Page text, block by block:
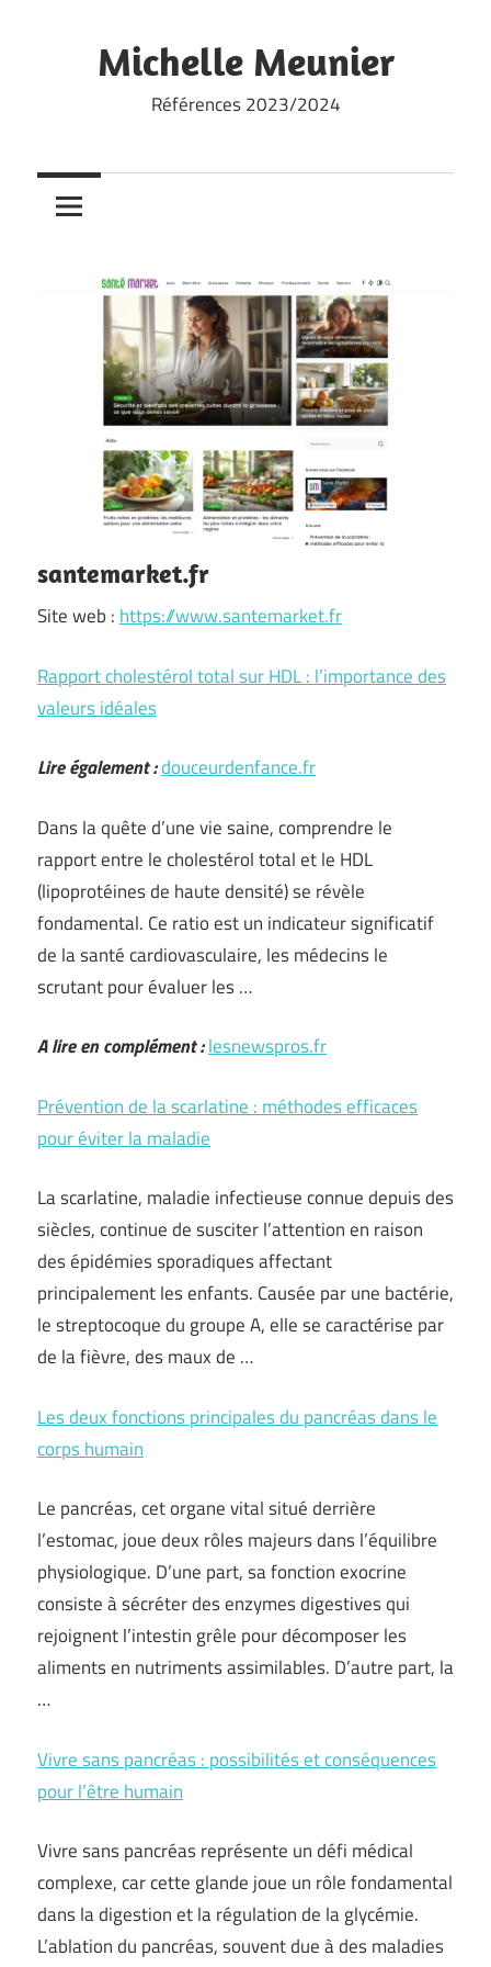
Michelle Meunier
Références 2023/2024
santemarket.fr
Site web : https://www.santemarket.fr
Rapport cholestérol total sur HDL : l’importance des
valeurs idéales
Lire également :douceurdenfance.fr
Dans la quête d’une vie saine, comprendre le
rapport entre le cholestérol total et le HDL
(lipoprotéines de haute densité) se révèle
fondamental. Ce ratio est un indicateur significatif
de la santé cardiovasculaire, les médecins le
scrutant pour évaluer les …
A lire en complément :lesnewspros.fr
Prévention de la scarlatine : méthodes efficaces
pour éviter la maladie
La scarlatine, maladie infectieuse connue depuis des
siècles, continue de susciter l’attention en raison
des épidémies sporadiques affectant
principalement les enfants. Causée par une bactérie,
le streptocoque du groupe A, elle se caractérise par
de la fièvre, des maux de …
Les deux fonctions principales du pancréas dans le
corps humain
Le pancréas, cet organe vital situé derrière
l’estomac, joue deux rôles majeurs dans l’équilibre
physiologique. D’une part, sa fonction exocrine
consiste à sécréter des enzymes digestives qui
rejoignent l’intestin grêle pour décomposer les
aliments en nutriments assimilables. D’autre part, la
…
Vivre sans pancréas : possibilités et conséquences
pour l’être humain
Vivre sans pancréas représente un défi médical
complexe, car cette glande joue un rôle fondamental
dans la digestion et la régulation de la glycémie.
L’ablation du pancréas, souvent due à des maladies